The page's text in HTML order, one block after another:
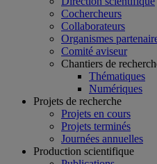
Cochercheurs
Collaborateurs
Organismes
Comité aviseur
Chantiers de
Thématiques
Numériques
Projets de recherche
Projets en cours
Projets terminés
Journées annuelles
Production scientifique